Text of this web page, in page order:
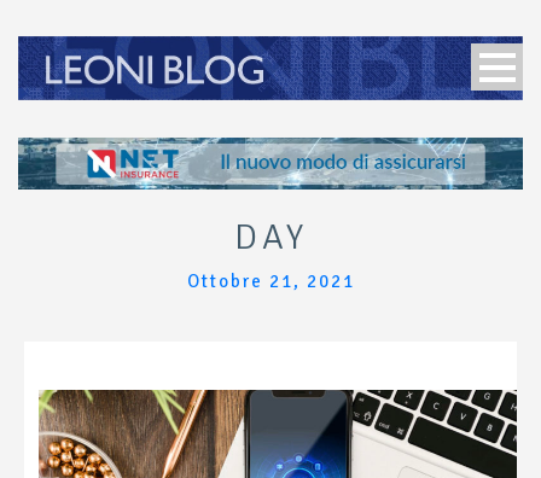
DAY
Ottobre 21, 2021